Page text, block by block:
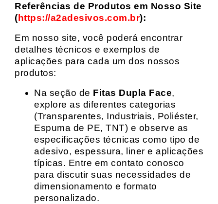
Referências de Produtos em Nosso Site
(https://a2adesivos.com.br):
Em nosso site, você poderá encontrar
detalhes técnicos e exemplos de
aplicações para cada um dos nossos
produtos:
Na seção de Fitas Dupla Face,
explore as diferentes categorias
(Transparentes, Industriais, Poliéster,
Espuma de PE, TNT) e observe as
especificações técnicas como tipo de
adesivo, espessura, liner e aplicações
típicas. Entre em contato conosco
para discutir suas necessidades de
dimensionamento e formato
personalizado.